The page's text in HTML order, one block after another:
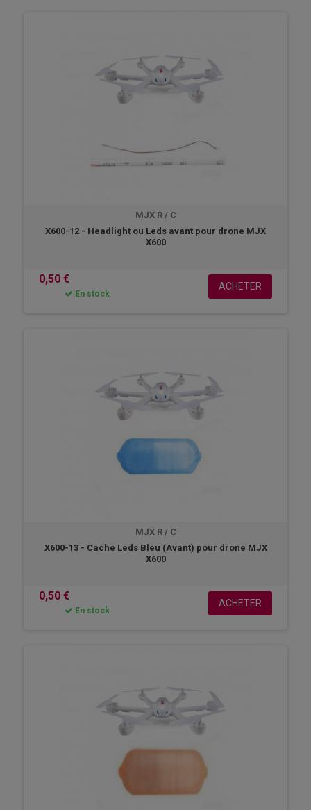
MJX R / C
X600-12 - Headlight ou Leds avant pour drone MJX
X600
0,50 €
En stock
ACHETER
MJX R / C
X600-13 - Cache Leds Bleu (Avant) pour drone MJX
X600
0,50 €
En stock
ACHETER